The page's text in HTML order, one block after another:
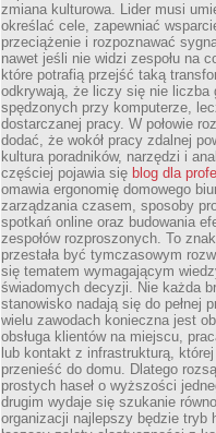
zmiana kulturowa. Lider musi
określać cele, zapewniać
przeciążenie i rozpoznawać
nawet jeśli nie widzi zespołu na
które potrafią przejść taką
odkrywają, że liczy się nie liczba
spędzonych przy komputerze,
dostarczanej pracy. W połowie
dodać, że wokół pracy zdalnej
kultura poradników, narzędzi i
częściej pojawia się blog dla
omawia ergonomię domowego
zarządzania czasem, sposoby
spotkań online oraz budowania
zespołów rozproszonych. To
przestała być tymczasowym
się tematem wymagającym
świadomych decyzji. Nie każda
stanowisko nadają się do pełnej
wielu zawodach konieczna jest
obsługa klientów na miejscu,
lub kontakt z infrastrukturą,
przenieść do domu. Dlatego
prostych haseł o wyższości
drugim wydaje się szukanie
organizacji najlepszy będzie tryb